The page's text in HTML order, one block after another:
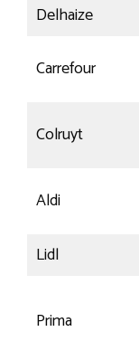
Delhaize
Carrefour
Colruyt
Aldi
Lidl
Prima